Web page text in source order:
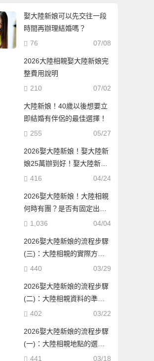
娶大陸新娘可以先交往一段
時間再辦理結婚嗎？
07/08
76
2026大陸相親娶大陸新娘完
整費用說明
07/02
210
大陸新娘！40歲以後想要立
即結婚有伴侶的最佳選擇！
05/27
255
2026娶大陸新娘！娶大陸新
娘25萬辦到好！娶大陸新娘
隨便也要60萬！到底差在哪
04/24
416
2026娶大陸新娘！大陸相親
何時有團？是否有固定出團
日期？
04/04
1,036
2026娶大陸新娘的流程步驟
(三)：大陸相親的實際方式
與流程！
03/29
440
2026娶大陸新娘的流程步驟
(二)：大陸相親資料的準備
與報名確認！
03/22
402
2026娶大陸新娘的流程步驟
(一)：大陸相親地點的選
擇！
03/18
441